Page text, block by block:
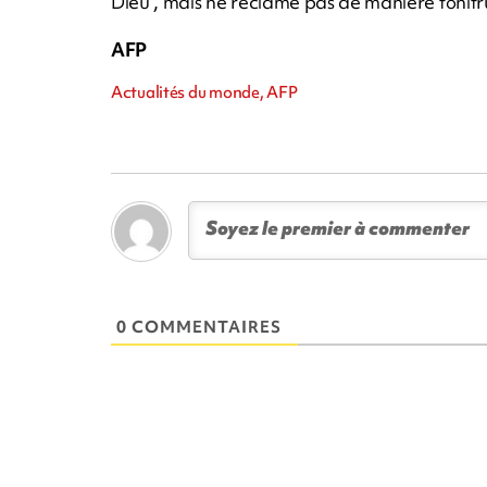
AFP
Actualités du monde, AFP
0 COMMENTAIRES